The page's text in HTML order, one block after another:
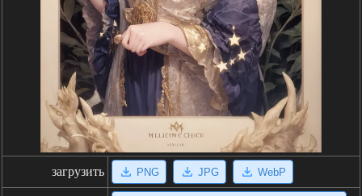
загрузить PNG JPG WebP